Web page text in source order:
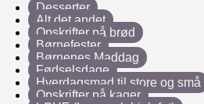
Desserter
Alt det andet
Opskrifter på brød
Børnefester
Børnenes Maddag
Fødselsdage
Hverdagsmad til store og små
Opskrifter på kager